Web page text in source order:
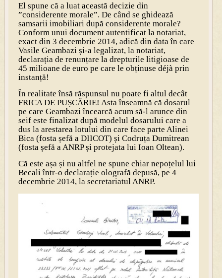
El spune că a luat această decizie din
”considerente morale”. De când se ghidează
samsarii imobiliari după considerente morale?
Conform unui document autentificat la notariat,
exact din 3 decembrie 2014, adică din data în care
Vasile Geambazi și-a legalizat, la notariat,
declarația de renunțare la drepturile litigioase de
45 milioane de euro pe care le obținuse déjà prin
instanță!
În realitate însă răspunsul nu poate fi altul decât
FRICA DE PUȘCĂRIE! Asta înseamnă că dosarul
pe care Geambazi încearcă acum să-l arunce din
seif este finalizat după modelul dosarului care a
dus la arestarea lotului din care face parte Alinei
Bica (fosta șefă a DIICOT) și Codruța Dumitrean
(fosta șefă a ANRP și protejata lui Ioan Oltean).
Că este așa și nu altfel ne spune chiar nepoțelul lui
Becali într-o declarație olografă depusă, pe 4
decembrie 2014, la secretariatul ANRP.